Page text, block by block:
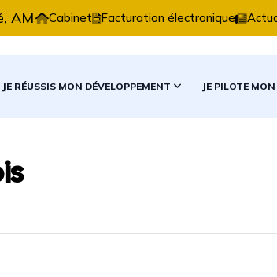
Expertise Comptable vous
Cabinet Facturation électronique
JE RÉUSSIS MON DÉVELOPPEMENT JE PILOTE